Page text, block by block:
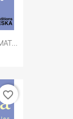
favorite_border